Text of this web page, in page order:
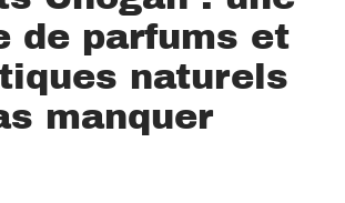
de parfums et
naturels
manquer